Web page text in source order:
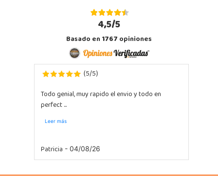
4,5/5
Basado en1767opiniones
(5/5)
Todo genial, muy rapido el envio y todo en
perfect ...
Leer más
Patricia - 04/08/26